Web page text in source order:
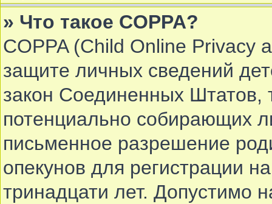
» Что такое COPPA?
COPPA (Child Online Privacy
защите личных сведений
закон Соединенных Штатов,
потенциально собирающих
письменное разрешение
опекунов для регистрации
тринадцати лет. Допустимо